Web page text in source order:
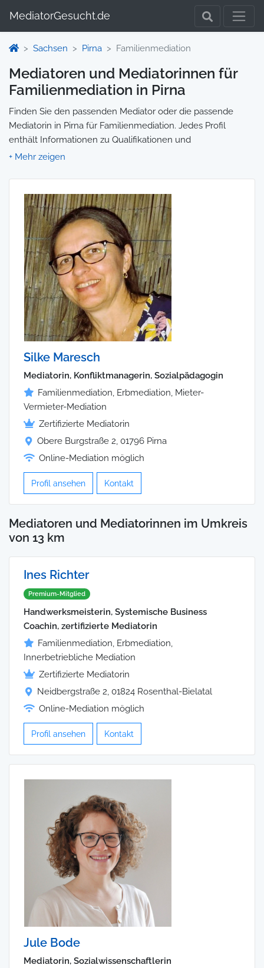
MediatorGesucht.de
Sachsen Pirna Familienmediation
Mediatoren und Mediatorinnen für
Familienmediation in Pirna
Finden Sie den passenden Mediator oder die passende
Mediatorin in Pirna für Familienmediation. Jedes Profil
enthält Informationen zu Qualifikationen und
Spezialisierungen, sodass Sie gezielt die richtige Person für
Wir selbst vermitteln keine Mediationen, sondern stellen die
Plattform zur Verfügung, um Ihnen die Suche zu erleichtern.
Silke Maresch
Mediatorin, Konfliktmanagerin, Sozialpädagogin
Familienmediation, Erbmediation, Mieter-
Vermieter-Mediation
Zertifizierte Mediatorin
Obere Burgstraße 2, 01796 Pirna
Online-Mediation möglich
Profil ansehen Kontakt
Mediatoren und Mediatorinnen im Umkreis
von 13 km
Ines Richter
Premium-Mitglied
Handwerksmeisterin, Systemische Business
Coachin, zertifizierte Mediatorin
Familienmediation, Erbmediation,
Innerbetriebliche Mediation
Zertifizierte Mediatorin
Neidbergstraße 2, 01824 Rosenthal-Bielatal
Online-Mediation möglich
Profil ansehen Kontakt
Jule Bode
Mediatorin, Sozialwissenschaftlerin